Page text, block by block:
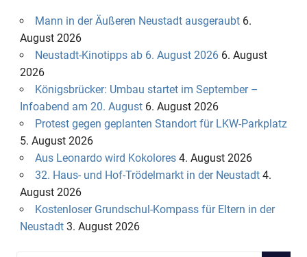
Mann in der Äußeren Neustadt ausgeraubt 6.
August 2026
Neustadt-Kinotipps ab 6. August 2026 6. August
2026
Königsbrücker: Umbau startet im September –
Infoabend am 20. August 6. August 2026
Protest gegen geplanten Standort für LKW-Parkplatz
5. August 2026
Aus Leonardo wird Kokolores 4. August 2026
32. Haus- und Hof-Trödelmarkt in der Neustadt 4.
August 2026
Kostenloser Grundschul-Kompass für Eltern in der
Neustadt 3. August 2026